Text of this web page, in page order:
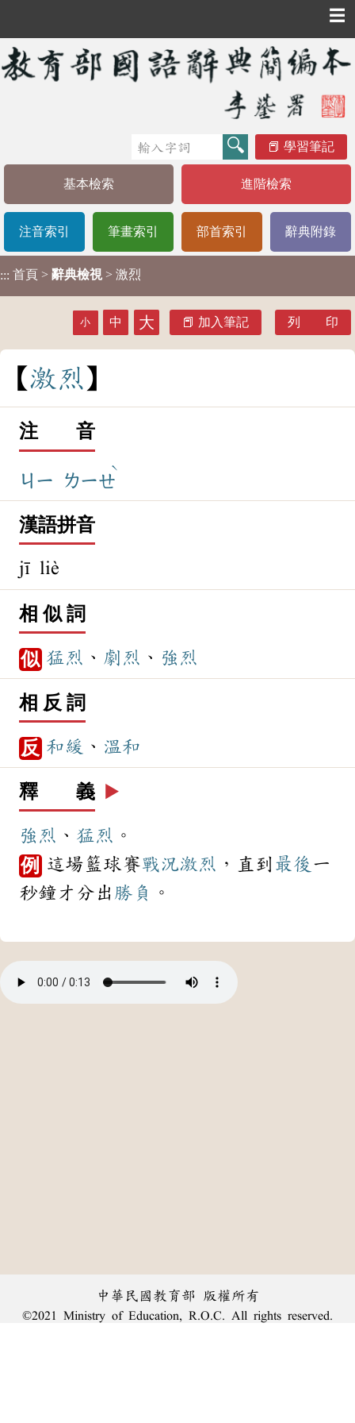
☰
學習筆記
基本檢索 進階檢索
注音索引 筆畫索引 部首索引 辭典附錄
::: 首頁 > 辭典檢視 > 激烈
小 中 大 加入筆記 列 印
激 烈
注 音
ㄐㄧ ㄌㄧㄝ
ˋ
漢語拼音
jī liè
相 似 詞
似 猛烈 、 劇烈 、 強烈
相 反 詞
反 和緩 、 溫和
釋 義 ▶️
強烈 、 猛烈 。
例 這場籃球賽戰況激烈 ，直到 最後 一
秒鐘才分出 勝負 。
中華民國教育部 版權所有
©2021 Ministry of Education, R.O.C. All rights reserved.